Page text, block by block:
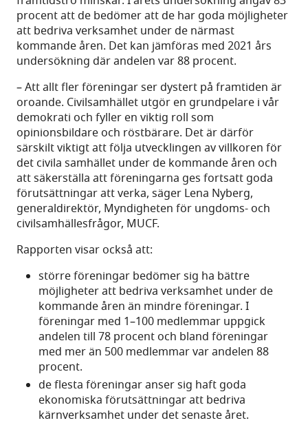
procent att de bedömer att de har goda möjligheter
att bedriva verksamhet under de närmast
kommande åren. Det kan jämföras med 2021 års
undersökning där andelen var 88 procent.
– Att allt fler föreningar ser dystert på framtiden är
oroande. Civilsamhället utgör en grundpelare i vår
demokrati och fyller en viktig roll som
opinionsbildare och röstbärare. Det är därför
särskilt viktigt att följa utvecklingen av villkoren för
det civila samhället under de kommande åren och
att säkerställa att föreningarna ges fortsatt goda
förutsättningar att verka, säger Lena Nyberg,
generaldirektör, Myndigheten för ungdoms- och
civilsamhällesfrågor, MUCF.
Rapporten visar också att:
större föreningar bedömer sig ha bättre
möjligheter att bedriva verksamhet under de
kommande åren än mindre föreningar. I
föreningar med 1–100 medlemmar uppgick
andelen till 78 procent och bland föreningar
med mer än 500 medlemmar var andelen 88
procent.
de flesta föreningar anser sig haft goda
ekonomiska förutsättningar att bedriva
kärnverksamhet under det senaste året.